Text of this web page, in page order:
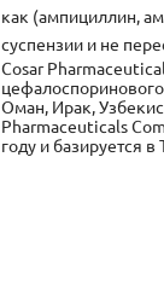
как (ампициллин,
суспензии и не
Cosar
Оман, Ирак,
Pharmaceuticals
году и базируется в